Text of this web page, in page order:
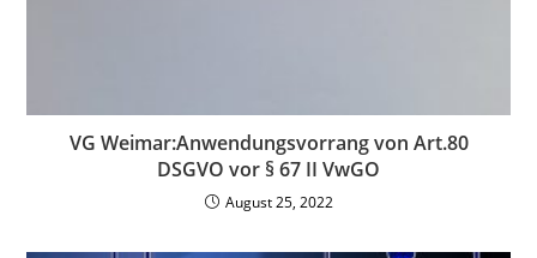
VG Weimar:Anwendungsvorrang von Art.80
DSGVO vor § 67 II VwGO
August 25, 2022